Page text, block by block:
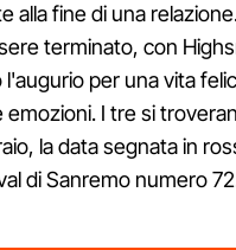
alla fine di una
terminato, con
per una vita
emozioni. I tre si
la data segnata in
di Sanremo numero